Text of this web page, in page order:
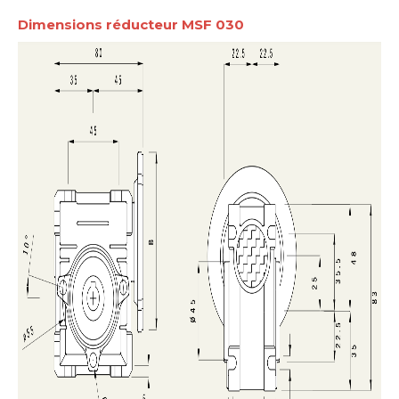
Dimensions réducteur MSF 030